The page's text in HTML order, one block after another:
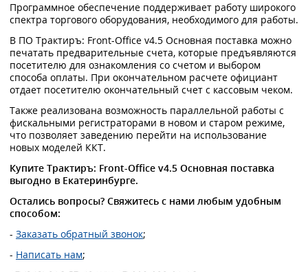
Программное обеспечение поддерживает работу широкого
спектра торгового оборудования, необходимого для работы.
В ПО Трактиръ: Front-Office v4.5 Основная поставка можно
печатать предварительные счета, которые предъявляются
посетителю для ознакомления со счетом и выбором
способа оплаты. При окончательном расчете официант
отдает посетителю окончательный счет с кассовым чеком.
Также реализована возможность параллельной работы с
фискальными регистраторами в новом и старом режиме,
что позволяет заведению перейти на использование
новых моделей ККТ.
Купите Трактиръ: Front-Office v4.5 Основная поставка
выгодно в Екатеринбурге.
Остались вопросы? Свяжитесь с нами любым удобным
способом:
- Заказать обратный звонок;
- Написать нам;